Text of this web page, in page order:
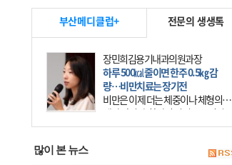
부산메디클럽+ 전문의 생생톡
장민희김용기내과의원과장
하루 500㎉ 줄이면 한주 0.5㎏ 감
량…비만치료는 장기전
비만은 이제 더는 체중이나 체형의 문
제가 아니다. 하나의 질병으로 인지
하고 치료와 관리를 해야 한다. 세계
많이 본 뉴스